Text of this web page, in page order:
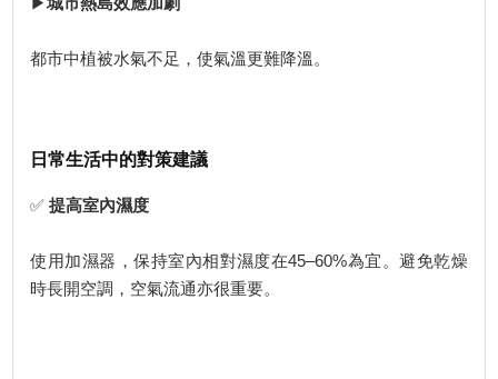
都市中植被水氣不足，使氣溫更難降溫。
日常生活中的對策建議
✅提高室內濕度
使用加濕器，保持室內相對濕度在45–60%為宜。避免乾燥
時長開空調，空氣流通亦很重要。